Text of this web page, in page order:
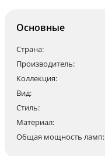
Основные
Страна:
Производитель:
Коллекция:
Вид:
Стиль:
Материал:
Общая мощность ламп: